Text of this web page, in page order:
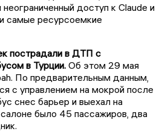
доступ к Claude и
самые ресурсоемкие
пострадали в ДТП с
в Турции. Об этом 29 мая
По предварительным данным,
с управлением на мокрой после
снес барьер и выехал на
было 45 пассажиров, два